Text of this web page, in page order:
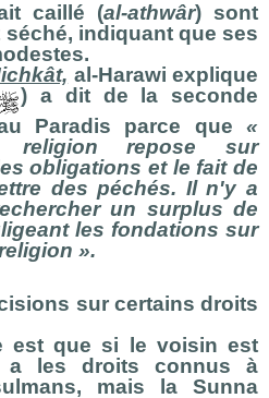
caillé (al-athwâr) sont
indiquant que ses
al-Harawi explique
) a dit de la seconde
Paradis parce que «
repose sur
obligations et le fait de
des péchés. Il n'y a
un surplus de
les fondations sur
».
sur certains droits
est que si le voisin est
a les droits connus à
mais la Sunna